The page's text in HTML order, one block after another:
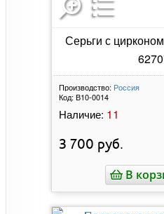
Серьги с
Производство: Россия
Код: В10-0014
Наличие: 11
3 700 руб.
В